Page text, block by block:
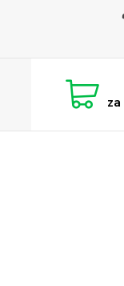
za